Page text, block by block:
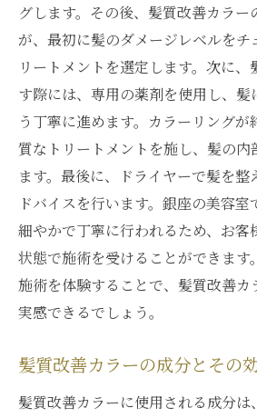
グします。その後、髪質改善カラー
が、最初に髪のダメージレベルをチ
リートメントを選定します。次に
す際には、専用の薬剤を使用し、髪
う丁寧に進めます。カラーリングが
質なトリートメントを施し、髪の内
ます。最後に、ドライヤーで髪を整
ドバイスを行います。銀座の美容
細やかで丁寧に行われるため、お客
状態で施術を受けることができます
施術を体験することで、髪質改善カ
実感できるでしょう。
髪質改善カラーの成分とその
髪質改善カラーに使用される成分は